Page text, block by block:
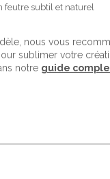
feutre subtil et naturel
nous vous
sublimer votre
notre guide